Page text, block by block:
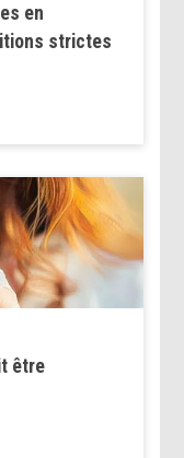
en
strictes
être